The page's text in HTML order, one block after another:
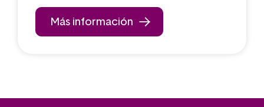
Más información